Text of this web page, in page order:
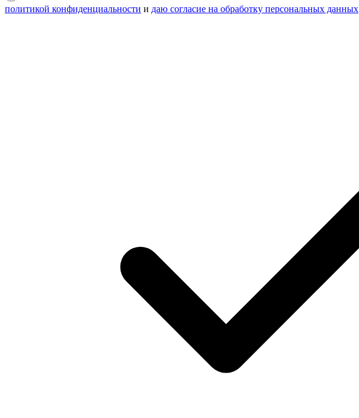
политикой конфиденциальности и даю согласие на обработку персональных данных